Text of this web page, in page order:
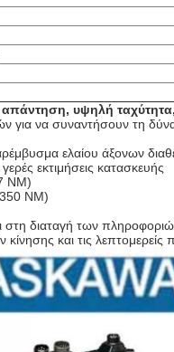
υψηλή
για να συναντήσουν τη
ελαίου άξονων
εκτιμήσεις κατασκευής
NM)
NM)
διαταγή των
και τις λεπτομερείς